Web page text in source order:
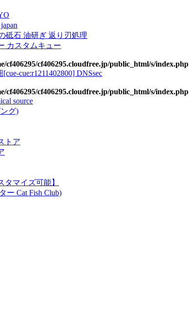
砥石 油研ぎ 返り刃処理
カスタムキュー
cf406295/cf406295.cloudfree.jp/public_html/s/index.php
cue:r1211402800] DNSsec
cf406295/cf406295.cloudfree.jp/public_html/s/index.php
source
グ)
トア
マイズ可能】
ー Cat Fish Club)